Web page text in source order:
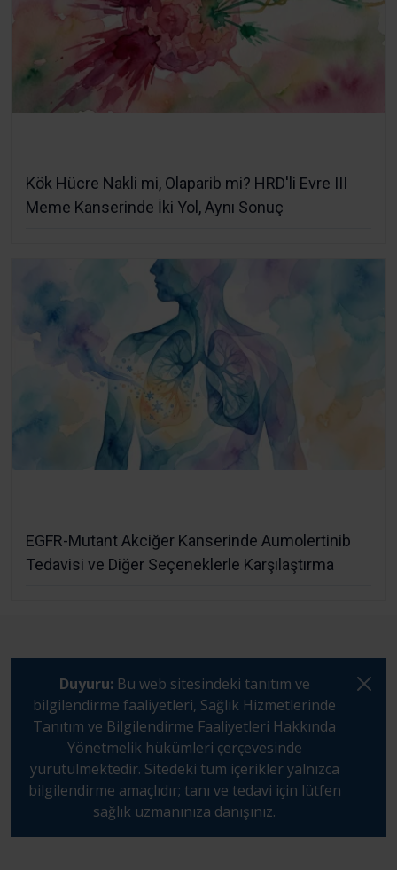
Kök Hücre Nakli mi, Olaparib mi? HRD'li Evre III
Meme Kanserinde İki Yol, Aynı Sonuç
EGFR-Mutant Akciğer Kanserinde Aumolertinib
Tedavisi ve Diğer Seçeneklerle Karşılaştırma
Duyuru: Bu web sitesindeki tanıtım ve
bilgilendirme faaliyetleri, Sağlık Hizmetlerinde
Tanıtım ve Bilgilendirme Faaliyetleri Hakkında
Yönetmelik hükümleri çerçevesinde
yürütülmektedir. Sitedeki tüm içerikler yalnızca
bilgilendirme amaçlıdır; tanı ve tedavi için lütfen
sağlık uzmanınıza danışınız.